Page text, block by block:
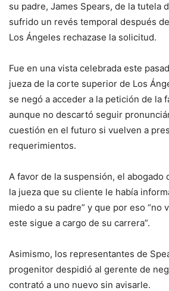
su padre, James Spears, de la tutela
sufrido un revés temporal después
Los Ángeles rechazase la solicitud.
Fue en una vista celebrada este
jueza de la corte superior de Los
se negó a acceder a la petición de la
aunque no descartó seguir
cuestión en el futuro si vuelven a
requerimientos.
A favor de la suspensión, el abogado
la jueza que su cliente le había
miedo a su padre” y que por eso “no
este sigue a cargo de su carrera”.
Asimismo, los representantes de
progenitor despidió al gerente de
contrató a uno nuevo sin avisarle.